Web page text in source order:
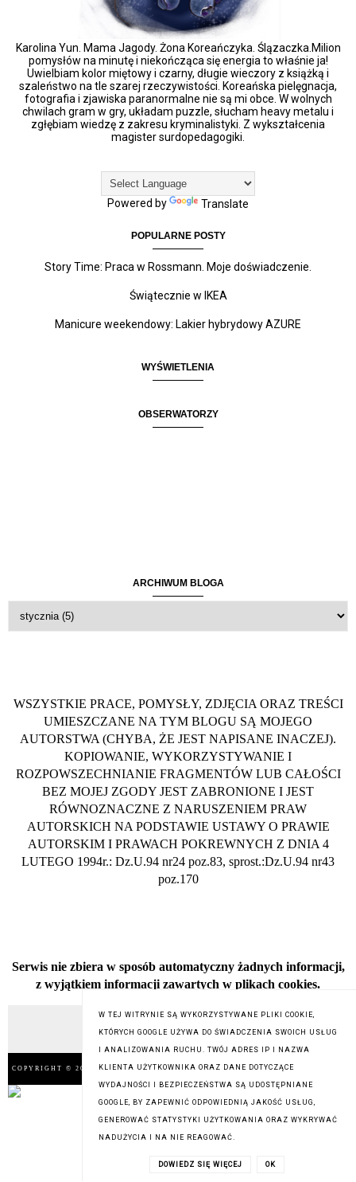
Karolina Yun. Mama Jagody. Żona Koreańczyka. Ślązaczka.Milion
pomysłów na minutę i niekończąca się energia to właśnie ja!
Uwielbiam kolor miętowy i czarny, długie wieczory z książką i
szaleństwo na tle szarej rzeczywistości. Koreańska pielęgnacja,
fotografia i zjawiska paranormalne nie są mi obce. W wolnych
chwilach gram w gry, układam puzzle, słucham heavy metalu i
zgłębiam wiedzę z zakresu kryminalistyki. Z wykształcenia
magister surdopedagogiki.
Powered by Translate
POPULARNE POSTY
Story Time: Praca w Rossmann. Moje doświadczenie.
Świątecznie w IKEA
Manicure weekendowy: Lakier hybrydowy AZURE
WYŚWIETLENIA
OBSERWATORZY
ARCHIWUM BLOGA
WSZYSTKIE PRACE, POMYSŁY, ZDJĘCIA ORAZ TREŚCI
UMIESZCZANE NA TYM BLOGU SĄ MOJEGO
AUTORSTWA (CHYBA, ŻE JEST NAPISANE INACZEJ).
KOPIOWANIE, WYKORZYSTYWANIE I
ROZPOWSZECHNIANIE FRAGMENTÓW LUB CAŁOŚCI
BEZ MOJEJ ZGODY JEST ZABRONIONE I JEST
RÓWNOZNACZNE Z NARUSZENIEM PRAW
AUTORSKICH NA PODSTAWIE USTAWY O PRAWIE
AUTORSKIM I PRAWACH POKREWNYCH Z DNIA 4
LUTEGO 1994r.: Dz.U.94 nr24 poz.83, sprost.:Dz.U.94 nr43
poz.170
Serwis nie zbiera w sposób automatyczny żadnych informacji,
z wyjątkiem informacji zawartych w plikach cookies.
COPYRIGHT © 2014 MINT ON MARS, BLOGGER
BLOG DESIGN:
W TEJ WITRYNIE SĄ WYKORZYSTYWANE PLIKI COOKIE,
KTÓRYCH GOOGLE UŻYWA DO ŚWIADCZENIA SWOICH USŁUG
I ANALIZOWANIA RUCHU. TWÓJ ADRES IP I NAZWA
KLIENTA UŻYTKOWNIKA ORAZ DANE DOTYCZĄCE
WYDAJNOŚCI I BEZPIECZEŃSTWA SĄ UDOSTĘPNIANE
GOOGLE, BY ZAPEWNIĆ ODPOWIEDNIĄ JAKOŚĆ USŁUG,
GENEROWAĆ STATYSTYKI UŻYTKOWANIA ORAZ WYKRYWAĆ
NADUŻYCIA I NA NIE REAGOWAĆ.
DOWIEDZ SIĘ WIĘCEJ OK